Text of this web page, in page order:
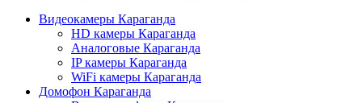
Видеокамеры Караганда
HD камеры Караганда
Аналоговые Караганда
IP камеры Караганда
WiFi камеры Караганда
Домофон Караганда